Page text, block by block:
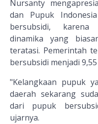
Nursanty
dan Pupuk
bersubsidi, karena
dinamika yang
teratasi. Pemerintah
bersubsidi menjadi
"Kelangkaan pupuk
daerah sekarang
dari pupuk
ujarnya.